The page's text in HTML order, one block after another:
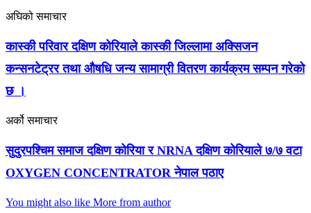
अघिको समाचार
कास्की परिवार दक्षिण कोरियाले कास्की जिल्लामा अक्सिजन
कन्सनटेट्रर तथा औषधि जन्य सामाग्री वितरण कार्यक्रम सम्पन गरेको
छ ।
अर्को समाचार
सुदुरपश्चिम समाज दक्षिण कोरिया र NRNA दक्षिण कोरियाले ७/७ वटा
OXYGEN CONCENTRATOR नेपाल पठाए
You might also like More from author